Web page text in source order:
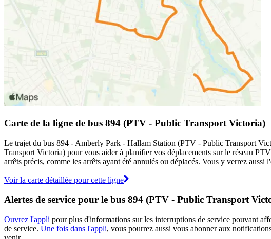
Carte de la ligne de bus 894 (PTV - Public Transport Victoria)
Le trajet du bus 894 - Amberly Park - Hallam Station (PTV - Public Transport
Transport Victoria) pour vous aider à planifier vos déplacements sur le réseau
arrêts précis, comme les arrêts ayant été annulés ou déplacés. Vous y verrez
Voir la carte détaillée pour cette ligne
Alertes de service pour le bus 894 (PTV - Public Transport
Ouvrez l'appli pour plus d'informations sur les interruptions de service pouvant
de service. Une fois dans l'appli, vous pourrez aussi vous abonner aux